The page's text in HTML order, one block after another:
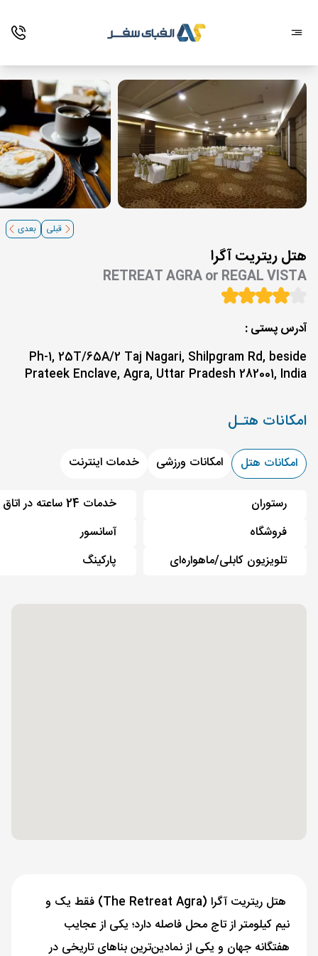
قبلی بعدی
هتل ریتریت آگرا
RETREAT AGRA or REGAL VISTA
آدرس پستی :
Ph-1, 25T/65A/2 Taj Nagari, Shilpgram Rd, beside
Prateek Enclave, Agra, Uttar Pradesh 282001, India
امکانات هتـل
امکانات هتل امکانات ورزشی خدمات اینترنت
رستوران
فروشگاه
تلویزیون کابلی/ماهواره‌ای
خدمات 24 ساعته در اتاق
آسانسور
پارکینگ
هتل ریتریت آگرا (The Retreat Agra) فقط یک و
نیم کیلومتر از تاج محل فاصله دارد؛ یکی از عجایب
هفتگانه جهان و یکی از نمادین‌ترین بناهای تاریخی در